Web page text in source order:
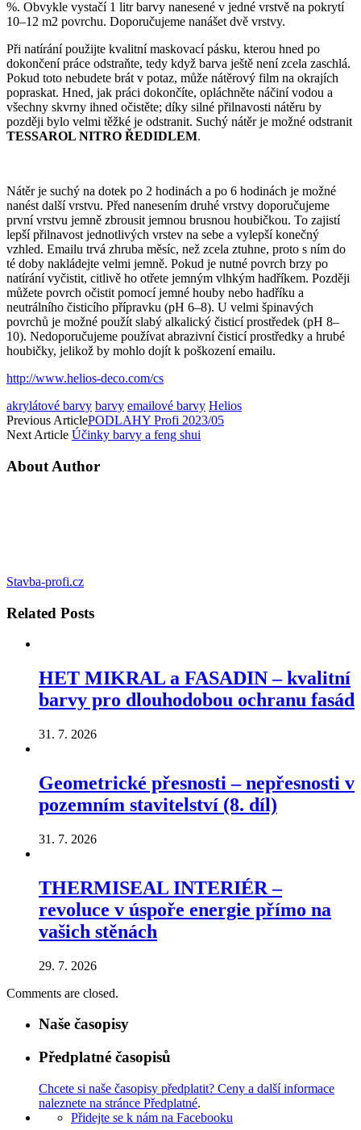
%. Obvykle vystačí 1 litr barvy nanesené v jedné vrstvě na pokrytí
10–12 m2 povrchu. Doporučujeme nanášet dvě vrstvy.
Při natírání použijte kvalitní maskovací pásku, kterou hned po
dokončení práce odstraňte, tedy když barva ještě není zcela zaschlá.
Pokud toto nebudete brát v potaz, může nátěrový film na okrajích
popraskat. Hned, jak práci dokončíte, opláchněte náčiní vodou a
všechny skvrny ihned očistěte; díky silné přilnavosti nátěru by
později bylo velmi těžké je odstranit. Suchý nátěr je možné odstranit
TESSAROL NITRO ŘEDIDLEM.
Nátěr je suchý na dotek po 2 hodinách a po 6 hodinách je možné
nanést další vrstvu. Před nanesením druhé vrstvy doporučujeme
první vrstvu jemně zbrousit jemnou brusnou houbičkou. To zajistí
lepší přilnavost jednotlivých vrstev na sebe a vylepší konečný
vzhled. Emailu trvá zhruba měsíc, než zcela ztuhne, proto s ním do
té doby nakládejte velmi jemně. Pokud je nutné povrch brzy po
natírání vyčistit, citlivě ho otřete jemným vlhkým hadříkem. Později
můžete povrch očistit pomocí jemné houby nebo hadříku a
neutrálního čisticího přípravku (pH 6–8). U velmi špinavých
povrchů je možné použít slabý alkalický čisticí prostředek (pH 8–
10). Nedoporučujeme používat abrazivní čisticí prostředky a hrubé
houbičky, jelikož by mohlo dojít k poškození emailu.
http://www.helios-deco.com/cs
akrylátové barvy barvy emailové barvy Helios
Previous ArticlePODLAHY Profi 2023/05
Next Article Účinky barvy a feng shui
About Author
Stavba-profi.cz
Related Posts
HET MIKRAL a FASADIN – kvalitní
barvy pro dlouhodobou ochranu fasád
31. 7. 2026
Geometrické přesnosti – nepřesnosti v
pozemním stavitelství (8. díl)
31. 7. 2026
THERMISEAL INTERIÉR –
revoluce v úspoře energie přímo na
vašich stěnách
29. 7. 2026
Comments are closed.
Naše časopisy
Předplatné časopisů
Chcete si naše časopisy předplatit? Ceny a další informace
naleznete na stránce Předplatné.
Přidejte se k nám na Facebooku